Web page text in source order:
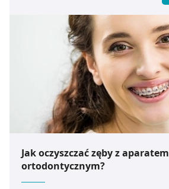
Jak oczyszczać zęby z aparatem
ortodontycznym?